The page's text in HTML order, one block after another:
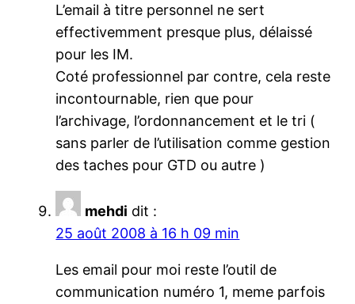
L’email à titre personnel ne sert
effectivemment presque plus, délaissé
pour les IM.
Coté professionnel par contre, cela reste
incontournable, rien que pour
l’archivage, l’ordonnancement et le tri (
sans parler de l’utilisation comme gestion
des taches pour GTD ou autre )
mehdi dit :
25 août 2008 à 16 h 09 min
Les email pour moi reste l’outil de
communication numéro 1, meme parfois